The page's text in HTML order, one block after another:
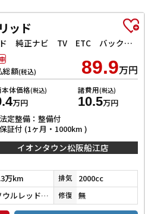
ッド
ハイブリッド－S ハイブリッド 純正ナビ TV ETC バックカメラ クリアランスソナー オートクルーズコントロール オートライト HID スマートキー 電動格納ミラー CVT 盗難防止システム 衝突安全ボディ
総額(税込) 89.9万円
本体価格(税込)
万円
諸費用(税込)
10.5万円
法定整備：整備付
保証付 (1ヶ月・1000km )
イオンタウン松阪船江店
万km 排気 2000cc
ソウルレッドプレミアムメタリック 修復 無